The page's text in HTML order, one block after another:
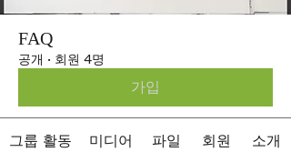
FAQ
공개 · 회원 4명
가입
그룹 활동 미디어 파일 회원 소개